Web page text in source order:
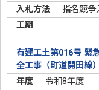
指名競争
有建工土第016号 緊
全工事（町道開田線
令和8年度